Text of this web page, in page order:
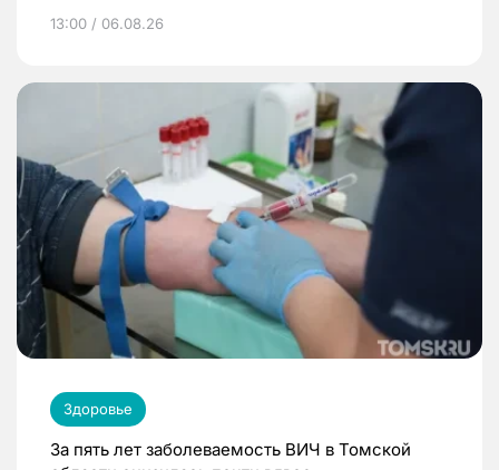
13:00 / 06.08.26
Здоровье
За пять лет заболеваемость ВИЧ в Томской